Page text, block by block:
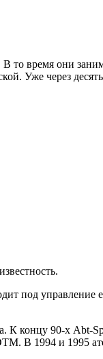
то время они
Уже через
под
К концу 90-х Abt-
В 1994 и 1995